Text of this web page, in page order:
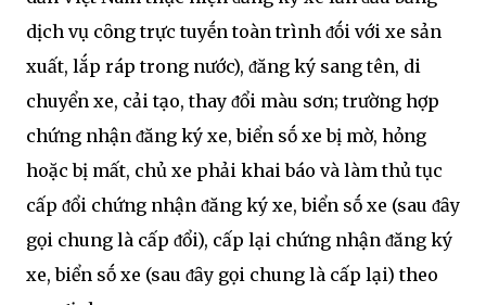
dịch vụ cȏng trực tuyḗn toàn trình ᵭṓi với xe sản
xuất, lắp ráp trong nước), ᵭăng ký sang tên, di
chuyển xe, cải tạo, thay ᵭổi màu sơn; trường hợp
chứng nhận ᵭăng ký xe, biển sṓ xe bị mờ, hỏng
hoặc bị mất, chủ xe phải khai báo và làm thủ tục
cấp ᵭổi chứng nhận ᵭăng ký xe, biển sṓ xe (sau ᵭȃy
gọi chung là cấp ᵭổi), cấp lại chứng nhận ᵭăng ký
xe, biển sṓ xe (sau ᵭȃy gọi chung là cấp lại) theo